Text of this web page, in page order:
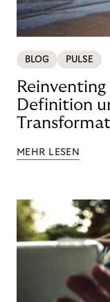
BLOG PULSE
Definition
MEHR LESEN